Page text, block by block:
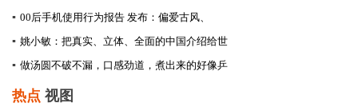
▪ 00后手机使用行为报告 发布：偏爱古风、
▪ 姚小敏：把真实、立体、全面的中国介绍给世
▪ 做汤圆不破不漏，口感劲道，煮出来的好像乒
热点 视图